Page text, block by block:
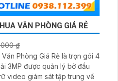
VĂN PHÒNG GIÁ RẺ
₫
Văn Phòng Giá Rẻ là trọn gói 4
3MP được quản lý bở đầu
video giám sát tập trung về